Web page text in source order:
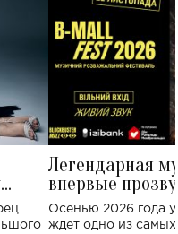
Легендарная
впервые
Украине: где
Осенью 2026 года
ждет одно из